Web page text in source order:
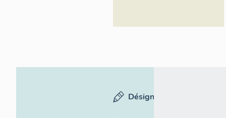
Désignation